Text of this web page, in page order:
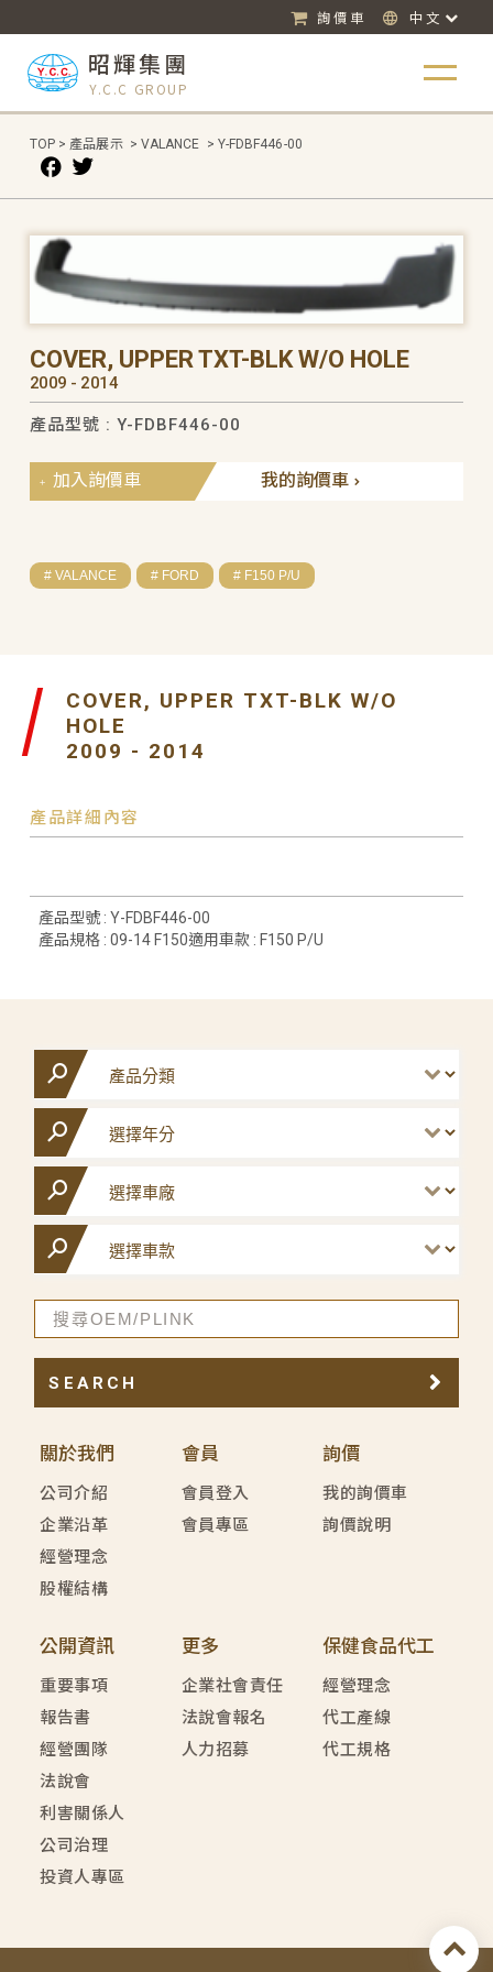
詢價車 中文
昭輝集團
Y.C.C GROUP
TOP > 產品展示 > VALANCE > Y-FDBF446-00
COVER, UPPER TXT-BLK W/O HOLE
2009 - 2014
產品型號 : Y-FDBF446-00
我的詢價車
加入詢價車
# VALANCE # FORD # F150 P/U
COVER, UPPER TXT-BLK W/O
HOLE
2009 - 2014
產品詳細內容
產品型號 : Y-FDBF446-00
產品規格 : 09-14 F150適用車款 : F150 P/U
關於我們
公司介紹
企業沿革
經營理念
股權結構
會員
會員登入
會員專區
詢價
我的詢價車
詢價說明
公開資訊
重要事項
報告書
經營團隊
法說會
利害關係人
公司治理
投資人專區
更多
企業社會責任
法說會報名
人力招募
保健食品代工
經營理念
代工產線
代工規格
SEARCH